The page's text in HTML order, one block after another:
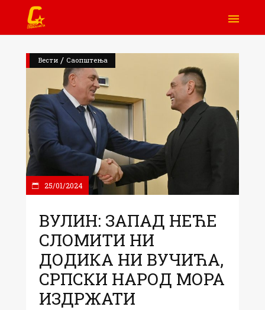
Вести / Саопштења
25/01/2024
ВУЛИН: ЗАПАД НЕЋЕ
СЛОМИТИ НИ
ДОДИКА НИ ВУЧИЋА,
СРПСКИ НАРОД МОРА
ИЗДРЖАТИ